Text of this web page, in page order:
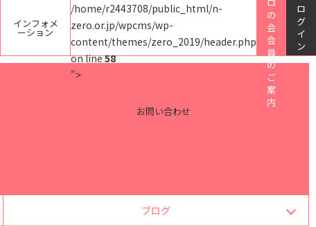
インフォメ
ーション
/home/r2443708/public_html/n-
zero.or.jp/wpcms/wp-
content/themes/zero_2019/header.php
on line58
">
お問い合わせ
の
会
会
員
の
ご
案
内
ロ
グ
イ
ン
ブログ